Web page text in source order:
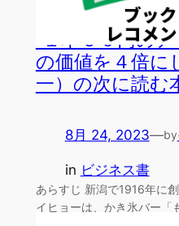
「１本６０円の
の価値を４倍に
一）の次に読む
8月 24, 2023—by
in ビジネス書
あらすじ 新潟で1916年に
イヒョーは、かき氷バー「